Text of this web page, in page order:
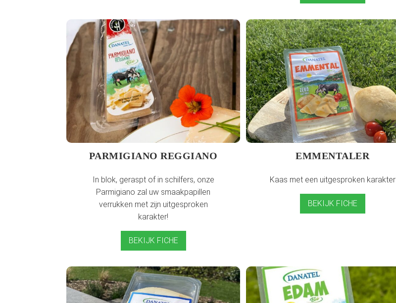
PARMIGIANO REGGIANO
In blok, geraspt of in schilfers, onze
Parmigiano zal uw smaakpapillen
verrukken met zijn uitgesproken
karakter!
BEKIJK FICHE
EMMENTALER
Kaas met een uitgesproken karakter
BEKIJK FICHE